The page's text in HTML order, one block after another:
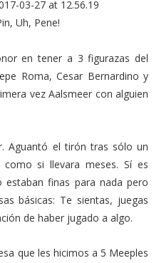
Uh, Pene!
en tener a 3 figurazas del
Roma, Cesar Bernardino y
vez Aalsmeer con alguien
Aguantó el tirón tras sólo un
si llevara meses. Sí es
estaban finas para nada pero
básicas: Te sientas, juegas
de haber jugado a algo.
que les hicimos a 5 Meeples